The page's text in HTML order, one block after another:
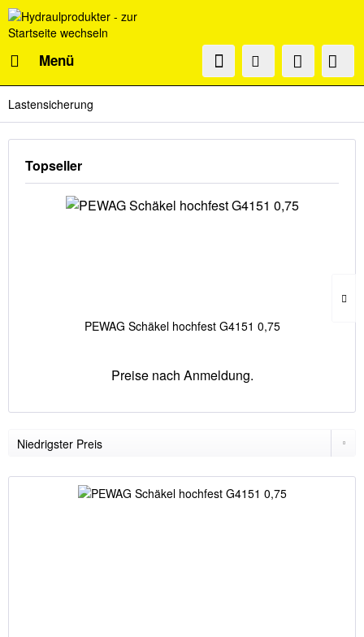
Menü
Lastensicherung
Topseller
PEWAG Schäkel hochfest G4151 0,75
Preise nach Anmeldung.